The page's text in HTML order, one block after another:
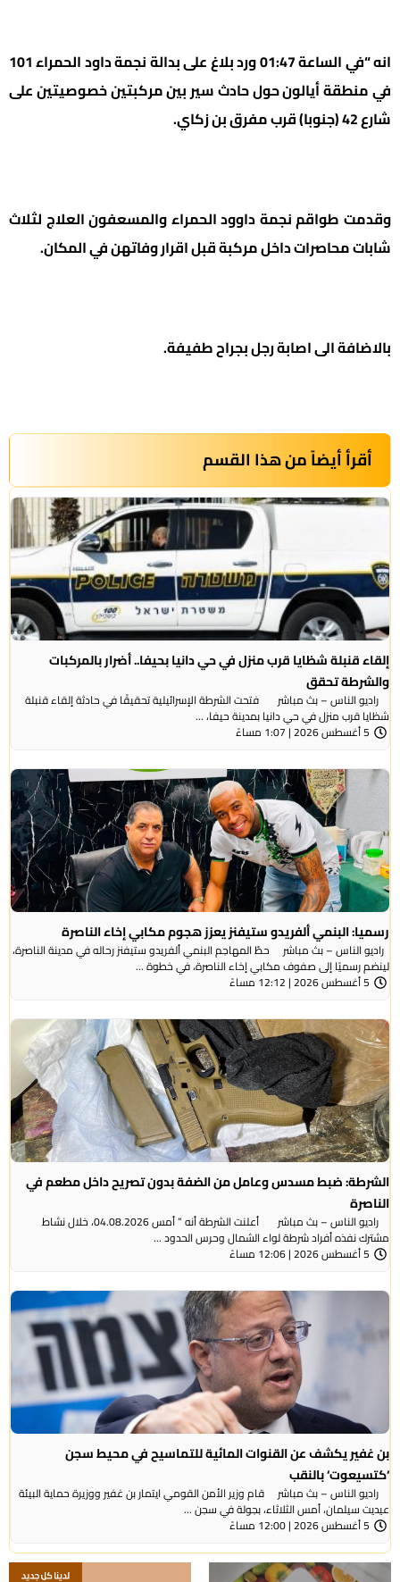
انه “في الساعة 01:47 ورد بلاغ على بدالة نجمة داود الحمراء 101
في منطقة أيالون حول حادث سير بين مركبتين خصوصيتين على
شارع 42 (جنوبا) قرب مفرق بن زكاي.
وقدمت طواقم نجمة داوود الحمراء والمسعفون العلاج لثلاث
شابات محاصرات داخل مركبة قبل اقرار وفاتهن في المكان.
بالاضافة الى اصابة رجل بجراح طفيفة.
أقرأ أيضاً من هذا القسم
إلقاء قنبلة شظايا قرب منزل في حي دانيا بحيفا.. أضرار بالمركبات
والشرطة تحقق
راديو الناس – بث مباشر فتحت الشرطة الإسرائيلية تحقيقًا في حادثة إلقاء قنبلة
شظايا قرب منزل في حي دانيا بمدينة حيفا، ...
5 أغسطس 2026 | 1:07 مساءً
رسميا: البنمي ألفريدو ستيفنز يعزز هجوم مكابي إخاء الناصرة
راديو الناس – بث مباشر حطّ المهاجم البنمي ألفريدو ستيفنز رحاله في مدينة الناصرة،
لينضم رسميًا إلى صفوف مكابي إخاء الناصرة، في خطوة ...
5 أغسطس 2026 | 12:12 مساءً
الشرطة: ضبط مسدس وعامل من الضفة بدون تصريح داخل مطعم في
الناصرة
راديو الناس – بث مباشر أعلنت الشرطة أنه ” أمس 04.08.2026، خلال نشاط
مشترك نفذه أفراد شرطة لواء الشمال وحرس الحدود ...
5 أغسطس 2026 | 12:06 مساءً
بن غفير يكشف عن القنوات المائية للتماسيح في محيط سجن
‘كتسيعوت‘ بالنقب
راديو الناس – بث مباشر قام وزير الأمن القومي ايتمار بن غفير ووزيرة حماية البيئة
عيديت سيلمان، أمس الثلاثاء، بجولة في سجن ...
5 أغسطس 2026 | 12:00 مساءً